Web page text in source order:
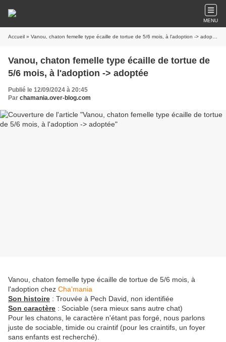
MENU
Accueil » Vanou, chaton femelle type écaille de tortue de 5/6 mois, à l'adoption -> adoptée
Vanou, chaton femelle type écaille de tortue de
5/6 mois, à l'adoption -> adoptée
Publié le 12/09/2024 à 20:45
Par chamania.over-blog.com
Vanou, chaton femelle type écaille de tortue de 5/6 mois, à
l'adoption chez Cha'mania
Son histoire : Trouvée à Pech David, non identifiée
Son caractère : Sociable (sera mieux sans autre chat)
Pour les chatons, le caractère n'étant pas forgé, nous parlons
juste de sociable, timide ou craintif (pour les craintifs, un foyer
sans enfants est recherché).